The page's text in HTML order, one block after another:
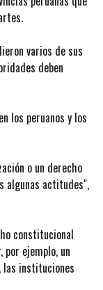
varios de sus
deben
los peruanos y los
o un derecho
algunas actitudes",
constitucional
por ejemplo, un
instituciones